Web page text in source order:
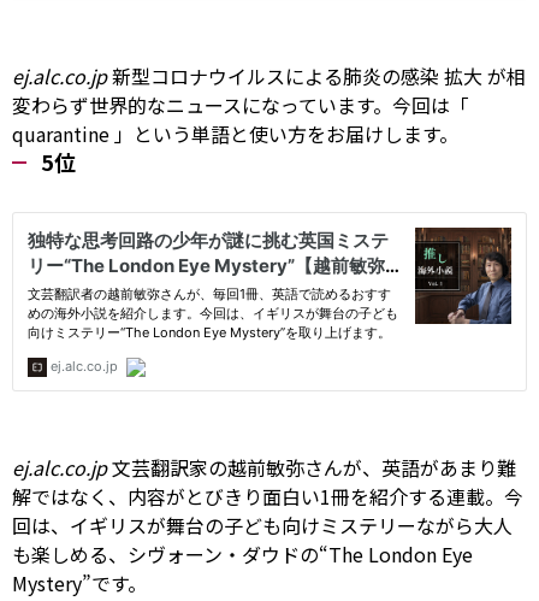
ej.alc.co.jp新型コロナウイルスによる肺炎の感染 拡大 が相
変わらず世界的なニュースになっています。今回は「
quarantine」という単語と使い方をお届けします。
5位
ej.alc.co.jp文芸翻訳家の越前敏弥さんが、英語があまり難
解ではなく、内容がとびきり面白い1冊を紹介する連載。今
回は、イギリスが舞台の子ども向けミステリーながら大人
も楽しめる、シヴォーン・ダウドの“The London Eye
Mystery”です。